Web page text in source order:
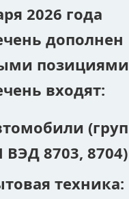
2026 года
дополнен
входят:
ВЭД 8703, 8704)
техника: